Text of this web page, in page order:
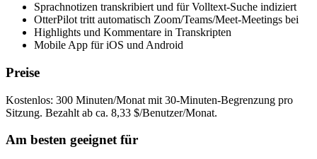
Sprachnotizen transkribiert und für Volltext-Suche indiziert
OtterPilot tritt automatisch Zoom/Teams/Meet-Meetings bei
Highlights und Kommentare in Transkripten
Mobile App für iOS und Android
Preise
Kostenlos: 300 Minuten/Monat mit 30-Minuten-Begrenzung pro
Sitzung. Bezahlt ab ca. 8,33 $/Benutzer/Monat.
Am besten geeignet für